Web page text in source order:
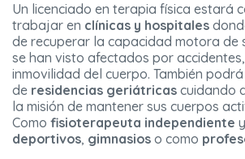
Un licenciado en terapia física estará
trabajar en clínicas y hospitales
de recuperar la capacidad motora de
se han visto afectados por
inmovilidad del cuerpo. También
de residencias geriátricas cuidando
la misión de mantener sus cuerpos
Como fisioterapeuta independiente
deportivos, gimnasios o como